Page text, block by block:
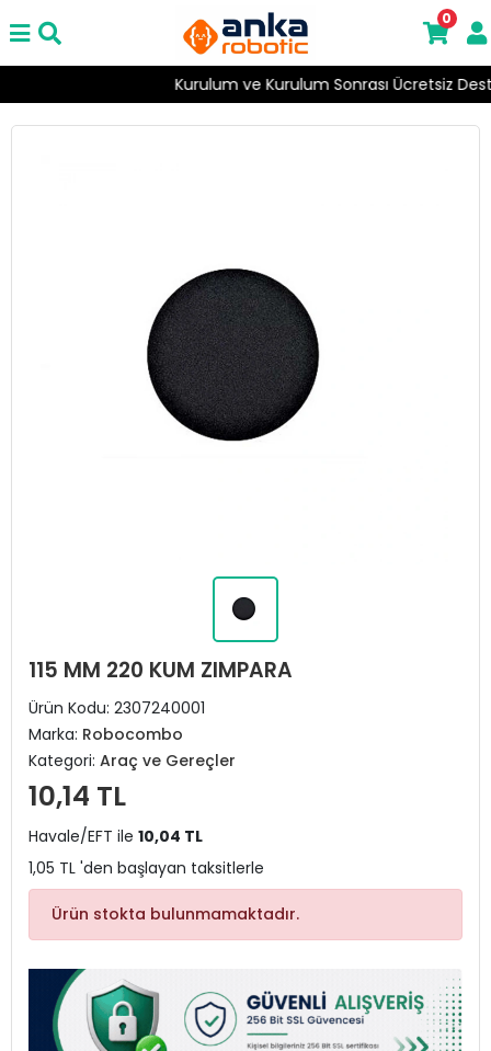
Kurulum ve Kurulum Sonrası Ücretsiz Destek
0
115 MM 220 KUM ZIMPARA
Ürün Kodu: 2307240001
Marka: Robocombo
Kategori: Araç ve Gereçler
10,14 TL
Havale/EFT ile 10,04 TL
1,05 TL 'den başlayan taksitlerle
Ürün stokta bulunmamaktadır.